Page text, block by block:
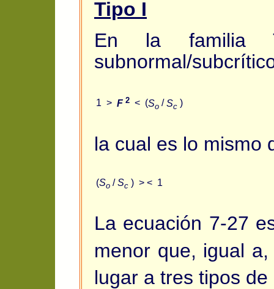
Tipo I
En la
subnormal/
1 > F 2 < (So / Sc )
la cual es lo mismo
(So /Sc ) > < 1
La ecuación 7-27
menor que, igual
lugar a tres tipos de